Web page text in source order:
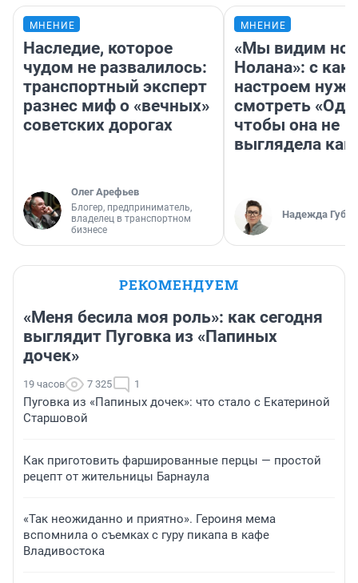
МНЕНИЕ
Наследие, которое
чудом не развалилось:
транспортный эксперт
разнес миф о «вечных»
советских дорогах
Олег Арефьев
Блогер, предприниматель,
владелец в транспортном
бизнесе
МНЕНИЕ
«Мы видим
Нолана»: с
настроем
смотреть
чтобы она не
выглядела как
Надежда
РЕКОМЕНДУЕМ
«Меня бесила моя роль»: как сегодня
выглядит Пуговка из «Папиных
дочек»
19 часов 7 325 1
Пуговка из «Папиных дочек»: что стало с Екатериной
Старшовой
Как приготовить фаршированные перцы — простой
рецепт от жительницы Барнаула
«Так неожиданно и приятно». Героиня мема
вспомнила о съемках с гуру пикапа в кафе
Владивостока